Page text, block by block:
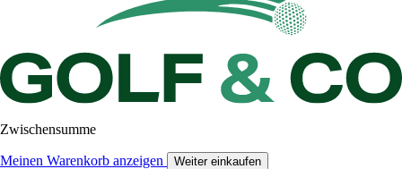
Zwischensumme
Meinen Warenkorb anzeigen Weiter einkaufen